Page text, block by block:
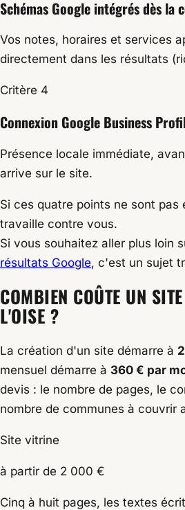
Schémas Google intégrés dès la
Vos notes, horaires et services
directement dans les résultats
Critère 4
Connexion Google Business
Présence locale immédiate,
arrive sur le site.
Si ces quatre points ne sont pas
travaille contre vous.
Si vous souhaitez aller plus loin
résultats Google, c'est un sujet
COMBIEN COÛTE UN
L'OISE ?
La création d'un site démarre à
mensuel démarre à 360 € par
devis : le nombre de pages, le
nombre de communes à couvrir
Site vitrine
à partir de 2 000 €
Cinq à huit pages, les textes